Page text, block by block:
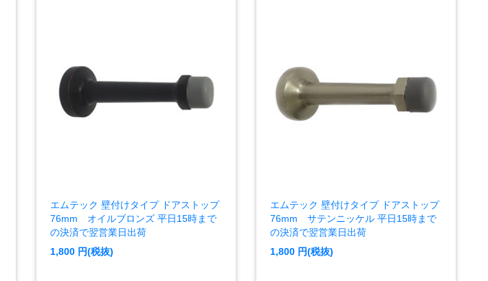
エムテック 壁付けタイプ ドアストップ
76mm オイルブロンズ 平日15時まで
の決済で翌営業日出荷
1,800 円(税抜)
エムテック 壁付けタイプ ドアストップ
76mm サテンニッケル 平日15時まで
の決済で翌営業日出荷
1,800 円(税抜)